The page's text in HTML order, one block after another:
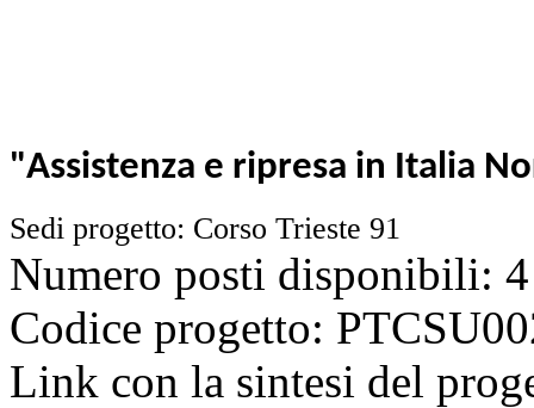
"Assistenza e ripresa in Italia
Sedi progetto: Corso Trieste 91
Numero posti disponibili: 4
Codice progetto:
Link con la sintesi del